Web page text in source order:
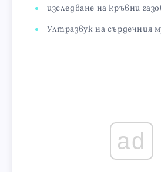
изследване на кръвни
Ултразвук на сърдечния
ad